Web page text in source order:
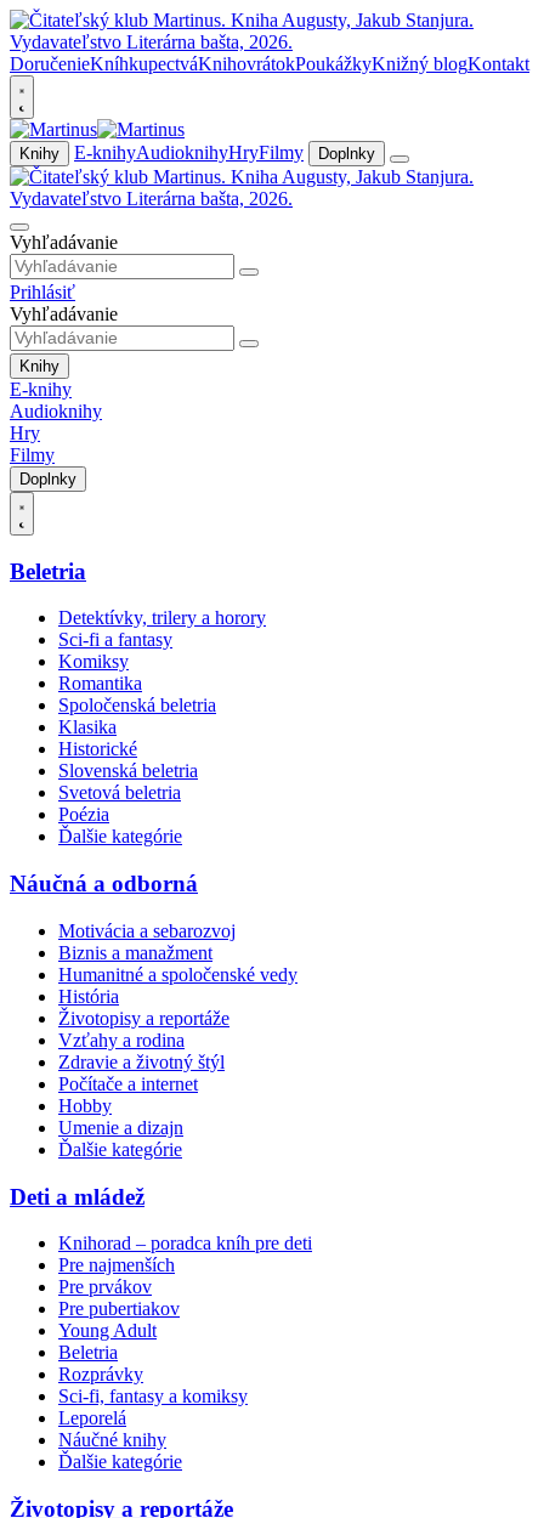
DoručenieKníhkupectváKnihovrátokPoukážkyKnižný blogKontakt
Knihy E-knihyAudioknihyHryFilmy Doplnky
Vyhľadávanie
Prihlásiť
Vyhľadávanie
Knihy
E-knihy
Audioknihy
Hry
Filmy
Doplnky
Beletria
Detektívky, trilery a horory
Sci-fi a fantasy
Komiksy
Romantika
Spoločenská beletria
Klasika
Historické
Slovenská beletria
Svetová beletria
Poézia
Ďalšie kategórie
Náučná a odborná
Motivácia a sebarozvoj
Biznis a manažment
Humanitné a spoločenské vedy
História
Životopisy a reportáže
Vzťahy a rodina
Zdravie a životný štýl
Počítače a internet
Hobby
Umenie a dizajn
Ďalšie kategórie
Deti a mládež
Knihorad – poradca kníh pre deti
Pre najmenších
Pre prvákov
Pre pubertiakov
Young Adult
Beletria
Rozprávky
Sci-fi, fantasy a komiksy
Leporelá
Náučné knihy
Ďalšie kategórie
Životopisy a reportáže